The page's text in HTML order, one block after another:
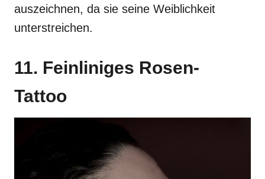
auszeichnen, da sie seine Weiblichkeit
unterstreichen.
11. Feinliniges Rosen-
Tattoo